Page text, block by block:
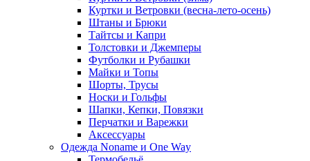
Куртки и Ветровки (весна-лето-осень)
Штаны и Брюки
Тайтсы и Капри
Толстовки и Джемперы
Футболки и Рубашки
Майки и Топы
Шорты, Трусы
Носки и Гольфы
Шапки, Кепки, Повязки
Перчатки и Варежки
Аксессуары
Одежда Noname и One Way